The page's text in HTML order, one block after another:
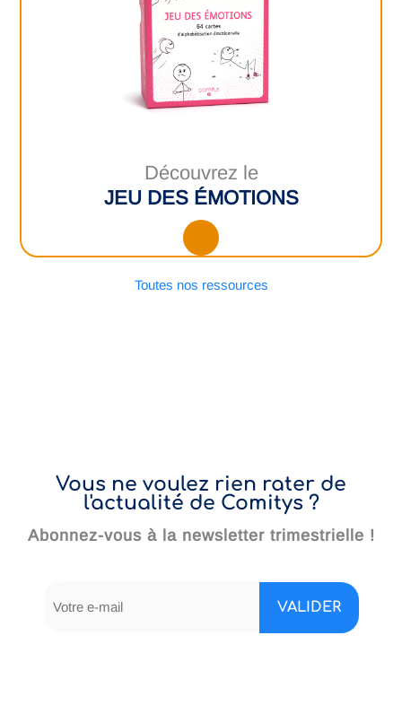
Découvrez le
JEU DES ÉMOTIONS
Toutes nos ressources
Vous ne voulez rien rater de
l'actualité de Comitys ?
Abonnez-vous à la newsletter trimestrielle !